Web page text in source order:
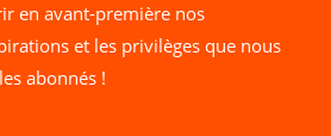
en avant-première nos
et les privilèges que nous
abonnés !